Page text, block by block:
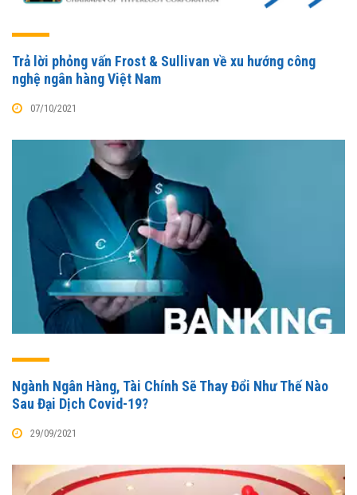
Trả lời phỏng vấn Frost & Sullivan về xu hướng công
nghệ ngân hàng Việt Nam
07/10/2021
Ngành Ngân Hàng, Tài Chính Sẽ Thay Đổi Như Thế Nào
Sau Đại Dịch Covid-19?
29/09/2021